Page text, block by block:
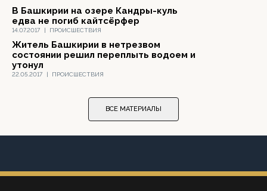
14.07.2017 | ПРОИСШЕСТВИЯ
В Башкирии на озере Кандры-куль
едва не погиб кайтсёрфер
22.05.2017 | ПРОИСШЕСТВИЯ
Житель Башкирии в нетрезвом
состоянии решил переплыть водоем и
утонул
ВСЕ МАТЕРИАЛЫ